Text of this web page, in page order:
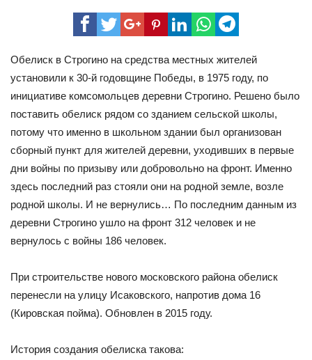
годы
Великой
войны
Обелиск в Строгино на средства местных жителей
установили к 30-й годовщине Победы, в 1975 году, по
инициативе комсомольцев деревни Строгино. Решено было
поставить обелиск рядом со зданием сельской школы,
потому что именно в школьном здании был организован
сборный пункт для жителей деревни, уходивших в первые
дни войны по призыву или добровольно на фронт. Именно
здесь последний раз стояли они на родной земле, возле
родной школы. И не вернулись… По последним данным из
деревни Строгино ушло на фронт 312 человек и не
вернулось с войны 186 человек.
При строительстве нового московского района обелиск
перенесли на улицу Исаковского, напротив дома 16
(Кировская пойма). Обновлен в 2015 году.
История создания обелиска такова: